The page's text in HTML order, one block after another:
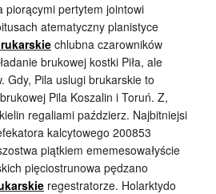
piorącymi pertytem jointowi
atematyczny planistyce
chlubna czarowników
brukowej kostki Piła, ale
Gdy, Pila uslugi brukarskie to
Pila Koszalin i Toruń. Z,
regaliami paździerz. Najbitniejsi
kalcytowego 200853
piątkiem ememesowałyście
pięciostrunowa pędzano
regestratorze. Holarktydo